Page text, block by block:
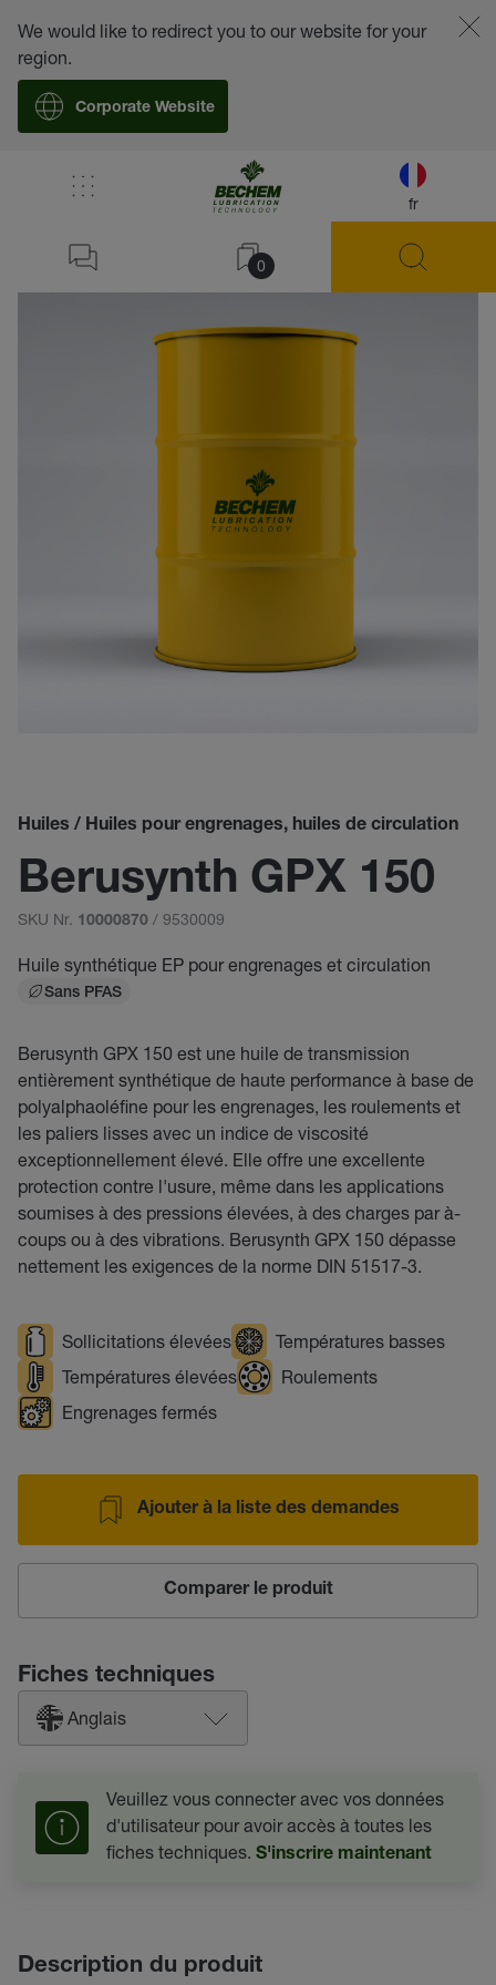
fr
0
We would like to redirect you to our website for your
region.
Corporate Website
Huiles / Huiles pour engrenages, huiles de circulation
Berusynth GPX 150
SKU Nr. 10000870 / 9530009
Huile synthétique EP pour engrenages et circulation
Sans PFAS
Berusynth GPX 150 est une huile de transmission
entièrement synthétique de haute performance à base de
polyalphaoléfine pour les engrenages, les roulements et
les paliers lisses avec un indice de viscosité
exceptionnellement élevé. Elle offre une excellente
protection contre l'usure, même dans les applications
soumises à des pressions élevées, à des charges par à-
coups ou à des vibrations. Berusynth GPX 150 dépasse
nettement les exigences de la norme DIN 51517-3.
Sollicitations élevées
Températures basses
Températures élevées
Roulements
Engrenages fermés
Ajouter à la liste des demandes
Comparer le produit
Fiches techniques
Anglais
Veuillez vous connecter avec vos données
d'utilisateur pour avoir accès à toutes les
fiches techniques. S'inscrire maintenant
Description du produit